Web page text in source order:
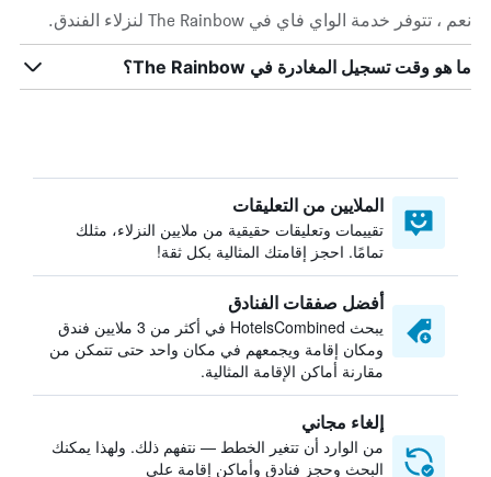
نعم ، تتوفر خدمة الواي فاي في The Rainbow لنزلاء الفندق.
ما هو وقت تسجيل المغادرة في The Rainbow؟
الملايين من التعليقات
تقييمات وتعليقات حقيقية من ملايين النزلاء، مثلك
تمامًا. احجز إقامتك المثالية بكل ثقة!
أفضل صفقات الفنادق
يبحث HotelsCombined في أكثر من 3 ملايين فندق
ومكان إقامة ويجمعهم في مكان واحد حتى تتمكن من
مقارنة أماكن الإقامة المثالية.
إلغاء مجاني
من الوارد أن تتغير الخطط — نتفهم ذلك. ولهذا يمكنك
البحث وحجز فنادق وأماكن إقامة على